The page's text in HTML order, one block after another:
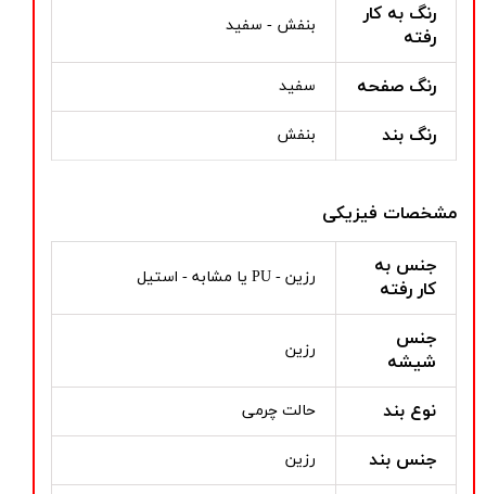
رنگ به کار
رفته
بنفش - سفید
رنگ صفحه سفید
رنگ بند بنفش
مشخصات فیزیکی
جنس به
کار رفته
رزین - PU یا مشابه - استیل
جنس
شیشه
رزین
نوع بند حالت چرمی
جنس بند رزین